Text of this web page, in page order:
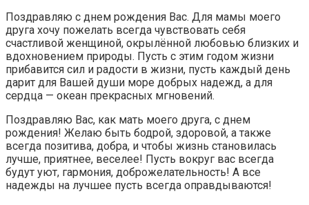
Поздравляю с днем рождения Вас. Для мамы моего
друга хочу пожелать всегда чувствовать себя
счастливой женщиной, окрылённой любовью близких и
вдохновением природы. Пусть с этим годом жизни
прибавится сил и радости в жизни, пусть каждый день
дарит для Вашей души море добрых надежд, а для
сердца — океан прекрасных мгновений.
Поздравляю Вас, как мать моего друга, с днем
рождения! Желаю быть бодрой, здоровой, а также
всегда позитива, добра, и чтобы жизнь становилась
лучше, приятнее, веселее! Пусть вокруг вас всегда
будут уют, гармония, доброжелательность! А все
надежды на лучшее пусть всегда оправдываются!